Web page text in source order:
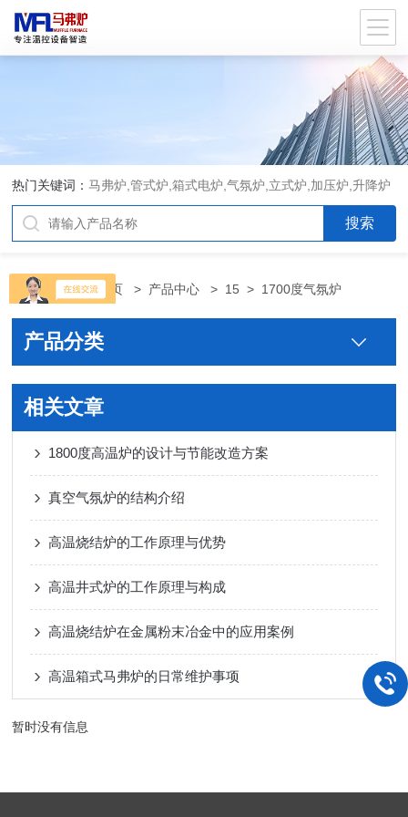
热门关键词：马弗炉,管式炉,箱式电炉,气氛炉,立式炉,加压炉,升降炉
当前位置：首页 > 产品中心 > 15 > 1700度气氛炉
产品分类
相关文章
1800度高温炉的设计与节能改造方案
真空气氛炉的结构介绍
高温烧结炉的工作原理与优势
高温井式炉的工作原理与构成
高温烧结炉在金属粉末冶金中的应用案例
高温箱式马弗炉的日常维护事项
暂时没有信息